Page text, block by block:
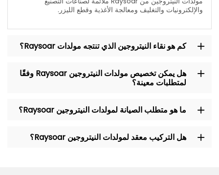
والإلكترونيات والتغليف ومعالجة الأغذية وقطع الليزر.
كم هو نقاء النيتروجين الذي تنتجه مولدات Raysoar؟
هل يمكن تخصيص مولدات النيتروجين Raysoar وفقًا
لمتطلبات معينة؟
ما هو متطلب الصيانة لمولدات النيتروجين Raysoar؟
هل التركيب معقد لمولدات النيتروجين Raysoar؟